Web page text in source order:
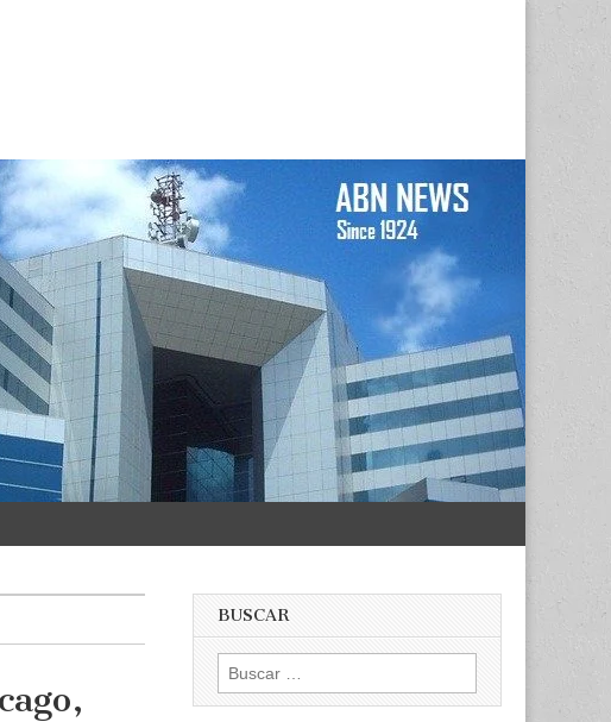
BUSCAR
Buscar: